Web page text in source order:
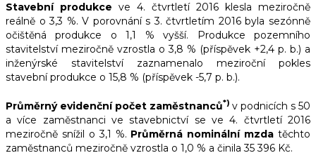
Stavební produkce ve 4. čtvrtletí 2016 klesla meziročně
reálně o 3,3 %. V porovnání s 3. čtvrtletím 2016 byla sezónně
očištěná produkce o 1,1 % vyšší. Produkce pozemního
stavitelství meziročně vzrostla o 3,8 % (příspěvek +2,4 p. b.) a
inženýrské stavitelství zaznamenalo meziroční pokles
stavební produkce o 15,8 % (příspěvek -5,7 p. b.).
Průměrný evidenční počet zaměstnanců*) v podnicích s 50
a více zaměstnanci ve stavebnictví se ve 4. čtvrtletí 2016
meziročně snížil o 3,1 %. Průměrná nominální mzda těchto
zaměstnanců meziročně vzrostla o 1,0 % a činila 35 396 Kč.